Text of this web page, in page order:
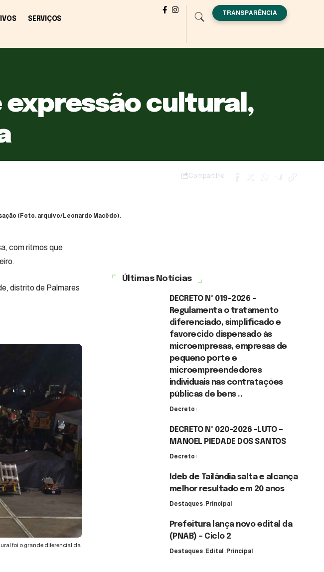
SERVIÇOS
TRANSPARÊNCIA
expressão cultural,
Compartilhe
(Foto: arquivo/Leonardo Macêdo).
com ritmos que
distrito de Palmares
foi o grande diferencial da
Últimas Notícias
DECRETO Nº 019-2026 -
Regulamenta o tratamento
diferenciado, simplificado e
favorecido dispensado às
microempresas, empresas de
pequeno porte e
microempreendedores
individuais nas contratações
públicas de bens ..
Decreto
DECRETO Nº 020-2026 -LUTO –
MANOEL PIEDADE DOS SANTOS
Decreto
Ideb de Tailândia salta e alcança
melhor resultado em 20 anos
Destaques Principal
Prefeitura lança novo edital da
(PNAB) – Ciclo 2
Destaques Edital Principal